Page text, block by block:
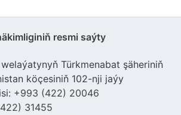
resmi saýty
Türkmenabat şäheriniň
köçesiniň 102-nji jaýy
+993 (422) 20046
31455